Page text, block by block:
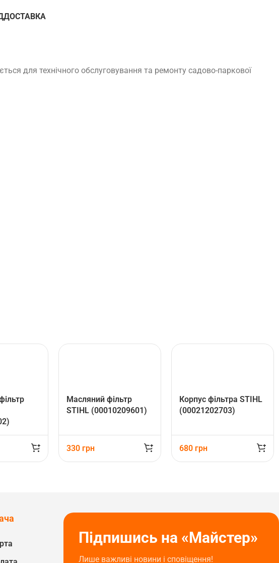
ДОСТАВКА
для технічного обслуговування та ремонту садово-паркової
Масляний фільтр
STIHL (00010209601)
330 грн
Корпус фільтра STIHL
(00021202703)
680 грн
Підпишись на «Майстер»
Лише важливі новини і сповіщення!